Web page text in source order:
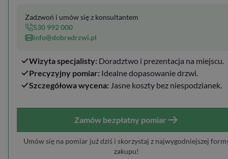
Wizyta specjalisty: Doradztwo i prezentacja na miejscu.
Precyzyjny pomiar: Idealne dopasowanie drzwi.
Szczegółowa wycena: Jasne koszty bez niespodzianek.
Zadzwoń i umów się z konsultantem
530 992 000
info@dobredrzwi.pl
Zamów bezpłatny pomiar
Umów się na pomiar już dziś i skorzystaj z najwygodniejszej
zakupu!